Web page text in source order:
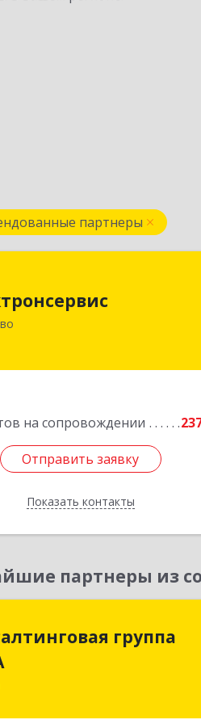
партнеры
на сопровождении
Отправить заявку
Показать контакты
143050, Московская обл,
р-н, Большие Вяземы
Отправить заявку
Назад
партнеры из
группа
РУНА
Москва г, Кржижановского ул,